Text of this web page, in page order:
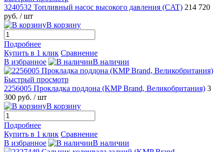
3240532 Топливный насос высокого давления (CAT) 214 720
руб. / шт
В корзину
Подробнее
Купить в 1 клик Сравнение
В избранное
В наличии
Быстрый просмотр
2256005 Прокладка поддона (KMP Brand, Великобритания) 3
300 руб. / шт
В корзину
Подробнее
Купить в 1 клик Сравнение
В избранное
В наличии